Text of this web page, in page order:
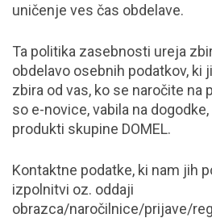
uničenje ves čas obdelave.
Ta politika zasebnosti ureja
obdelavo osebnih podatkov, ki
zbira od vas, ko se naročite
so e-novice, vabila na
produkti skupine DOMEL.
Kontaktne podatke, ki nam jih
izpolnitvi oz. oddaji
obrazca/naročilnice/prijave/